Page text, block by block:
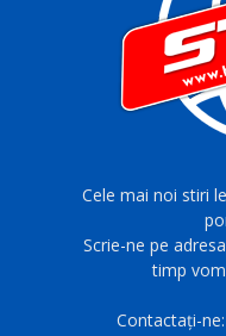
Cele mai noi stiri
Scrie-ne pe
timp
Contactați-